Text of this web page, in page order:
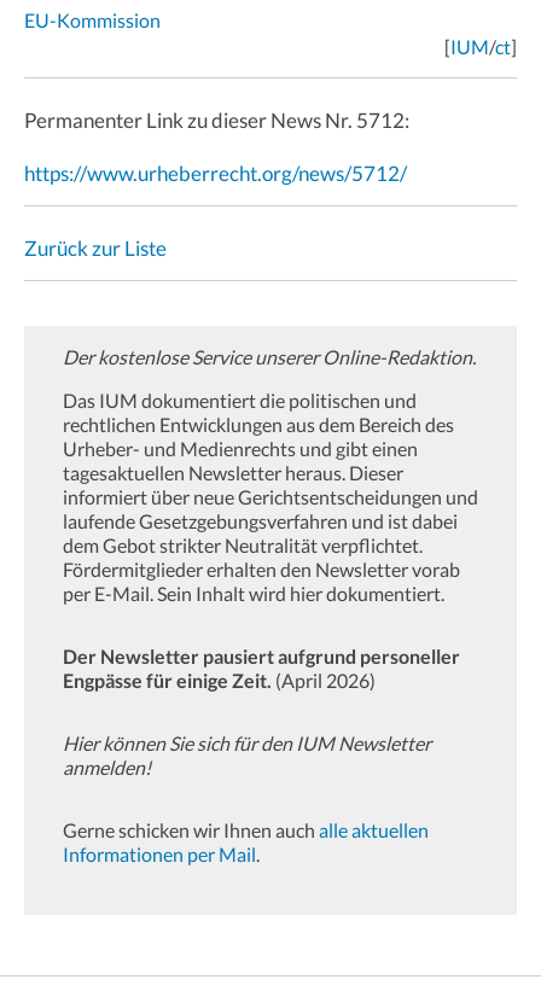
EU-Kommission
[IUM/ct]
Permanenter Link zu dieser News Nr. 5712:
https://www.urheberrecht.org/news/5712/
Zurück zur Liste
Der kostenlose Service unserer Online-Redaktion.
Das IUM dokumentiert die politischen und
rechtlichen Entwicklungen aus dem Bereich des
Urheber- und Medienrechts und gibt einen
tagesaktuellen Newsletter heraus. Dieser
informiert über neue Gerichtsentscheidungen und
laufende Gesetzgebungsverfahren und ist dabei
dem Gebot strikter Neutralität verpflichtet.
Fördermitglieder erhalten den Newsletter vorab
per E-Mail. Sein Inhalt wird hier dokumentiert.
Der Newsletter pausiert aufgrund personeller
Engpässe für einige Zeit. (April 2026)
Hier können Sie sich für den IUM Newsletter
anmelden!
Gerne schicken wir Ihnen auch alle aktuellen
Informationen per Mail.